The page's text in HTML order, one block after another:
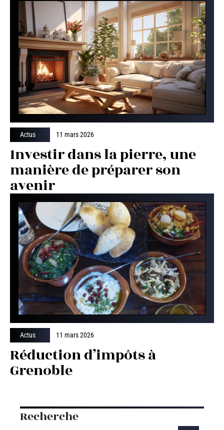
Actus 11 mars 2026
Investir dans la pierre, une
manière de préparer son
avenir
Actus 11 mars 2026
Réduction d’impôts à
Grenoble
Recherche